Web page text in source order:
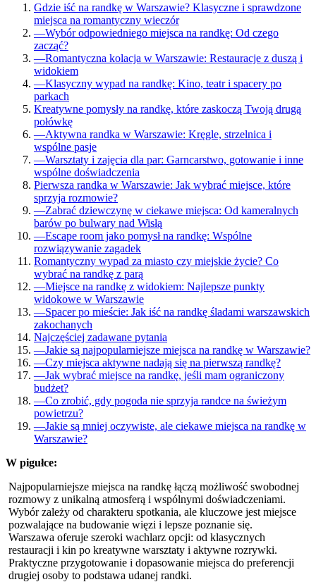
Gdzie iść na randkę w Warszawie? Klasyczne i sprawdzone
miejsca na romantyczny wieczór
—Wybór odpowiedniego miejsca na randkę: Od czego
zacząć?
—Romantyczna kolacja w Warszawie: Restauracje z duszą i
widokiem
—Klasyczny wypad na randkę: Kino, teatr i spacery po
parkach
Kreatywne pomysły na randkę, które zaskoczą Twoją drugą
połówkę
—Aktywna randka w Warszawie: Kręgle, strzelnica i
wspólne pasje
—Warsztaty i zajęcia dla par: Garncarstwo, gotowanie i inne
wspólne doświadczenia
Pierwsza randka w Warszawie: Jak wybrać miejsce, które
sprzyja rozmowie?
—Zabrać dziewczynę w ciekawe miejsca: Od kameralnych
barów po bulwary nad Wisłą
—Escape room jako pomysł na randkę: Wspólne
rozwiązywanie zagadek
Romantyczny wypad za miasto czy miejskie życie? Co
wybrać na randkę z parą
—Miejsce na randkę z widokiem: Najlepsze punkty
widokowe w Warszawie
—Spacer po mieście: Jak iść na randkę śladami warszawskich
zakochanych
Najczęściej zadawane pytania
—Jakie są najpopularniejsze miejsca na randkę w Warszawie?
—Czy miejsca aktywne nadają się na pierwszą randkę?
—Jak wybrać miejsce na randkę, jeśli mam ograniczony
budżet?
—Co zrobić, gdy pogoda nie sprzyja randce na świeżym
powietrzu?
—Jakie są mniej oczywiste, ale ciekawe miejsca na randkę w
Warszawie?
W pigułce:
Najpopularniejsze miejsca na randkę łączą możliwość swobodnej
rozmowy z unikalną atmosferą i wspólnymi doświadczeniami.
Wybór zależy od charakteru spotkania, ale kluczowe jest miejsce
pozwalające na budowanie więzi i lepsze poznanie się.
Warszawa oferuje szeroki wachlarz opcji: od klasycznych
restauracji i kin po kreatywne warsztaty i aktywne rozrywki.
Praktyczne przygotowanie i dopasowanie miejsca do preferencji
drugiej osoby to podstawa udanej randki.